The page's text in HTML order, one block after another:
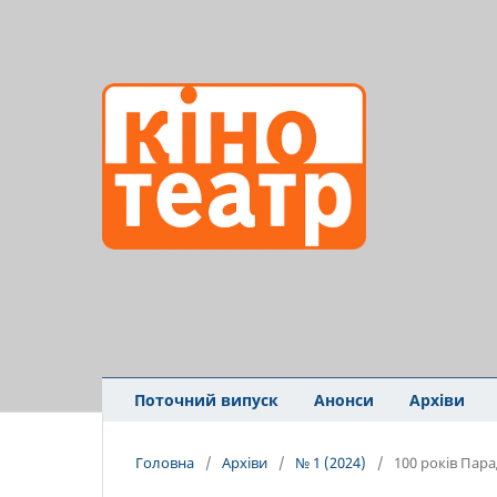
Поточний випуск Анонси Архіви
Головна / Архіви / № 1 (2024) / 100 років